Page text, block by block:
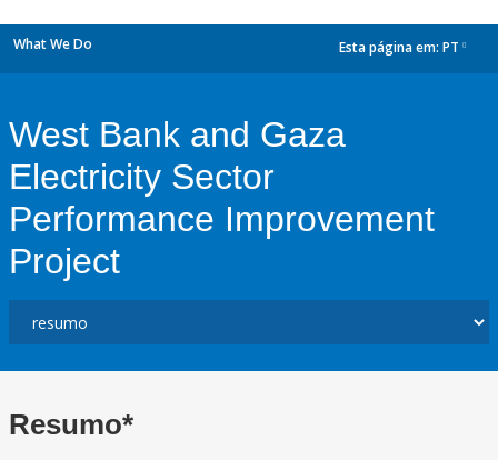
What We Do Esta página em: PT
West Bank and Gaza
Electricity Sector
Performance Improvement
Project
Resumo*